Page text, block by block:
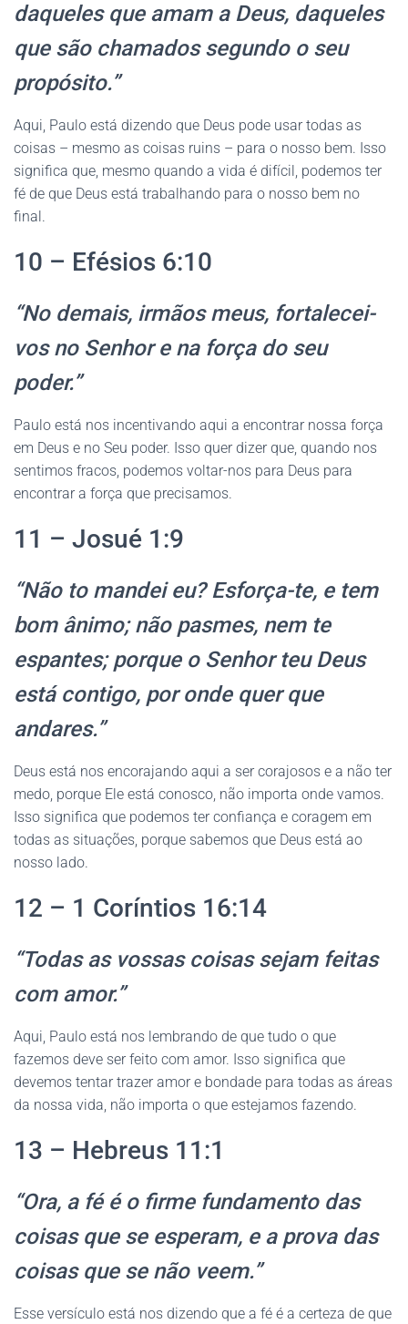
daqueles que amam a Deus, daqueles
que são chamados segundo o seu
propósito.”
Aqui, Paulo está dizendo que Deus pode usar todas as
coisas – mesmo as coisas ruins – para o nosso bem. Isso
significa que, mesmo quando a vida é difícil, podemos ter
fé de que Deus está trabalhando para o nosso bem no
final.
10 – Efésios 6:10
“No demais, irmãos meus, fortalecei-
vos no Senhor e na força do seu
poder.”
Paulo está nos incentivando aqui a encontrar nossa força
em Deus e no Seu poder. Isso quer dizer que, quando nos
sentimos fracos, podemos voltar-nos para Deus para
encontrar a força que precisamos.
11 – Josué 1:9
“Não to mandei eu? Esforça-te, e tem
bom ânimo; não pasmes, nem te
espantes; porque o Senhor teu Deus
está contigo, por onde quer que
andares.”
Deus está nos encorajando aqui a ser corajosos e a não ter
medo, porque Ele está conosco, não importa onde vamos.
Isso significa que podemos ter confiança e coragem em
todas as situações, porque sabemos que Deus está ao
nosso lado.
12 – 1 Coríntios 16:14
“Todas as vossas coisas sejam feitas
com amor.”
Aqui, Paulo está nos lembrando de que tudo o que
fazemos deve ser feito com amor. Isso significa que
devemos tentar trazer amor e bondade para todas as áreas
da nossa vida, não importa o que estejamos fazendo.
13 – Hebreus 11:1
“Ora, a fé é o firme fundamento das
coisas que se esperam, e a prova das
coisas que se não veem.”
Esse versículo está nos dizendo que a fé é a certeza de que